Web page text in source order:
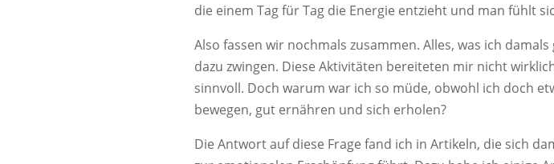
die einem Tag für Tag die Energie entzieht und man fühlt
Also fassen wir nochmals zusammen. Alles, was ich
dazu zwingen. Diese Aktivitäten bereiteten mir nicht
sinnvoll. Doch warum war ich so müde, obwohl ich doch
bewegen, gut ernähren und sich erholen?
Die Antwort auf diese Frage fand ich in Artikeln, die sich